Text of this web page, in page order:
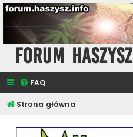
Forum Haszysz
FAQ
Strona główna